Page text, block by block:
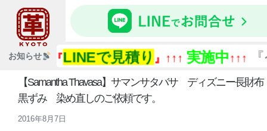
お知らせ
↑↑↑『LINEで見積り』↑↑↑ 実施中↑↑↑『今あ
【Samantha Thavasa】サマンサタバサ ディズニー長財
黒ずみ 染め直しのご依頼です。
2016年8月7日